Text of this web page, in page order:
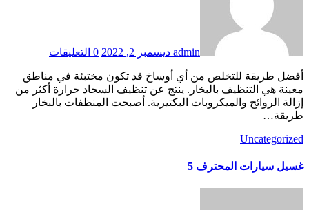
admin ديسمبر 2, 2022 0 التعليقات
معينة هي التنظيف بالبخار. ينتج عن تنظيف السجاد حرارة أكثر من
إزالة الروائح والميكروبات البكتيرية. أصبحت المنظفات بالبخار
طريقة…
Uncategorized
غسيل سيارات المحترف 5